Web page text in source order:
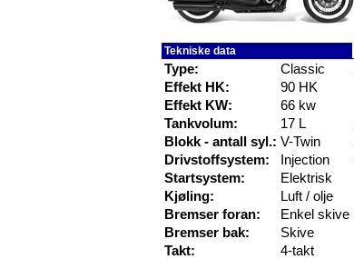
Tekniske data
Type:
Classic
Effekt HK:
90 HK
Effekt KW:
66 kw
Tankvolum:
17 L
Blokk - antall syl.: V-Twin
Drivstoffsystem:
Injection
Startsystem:
Elektrisk
Kjøling:
Luft / olje
Bremser foran:
Enkel skive
Bremser bak:
Skive
Takt:
4-takt